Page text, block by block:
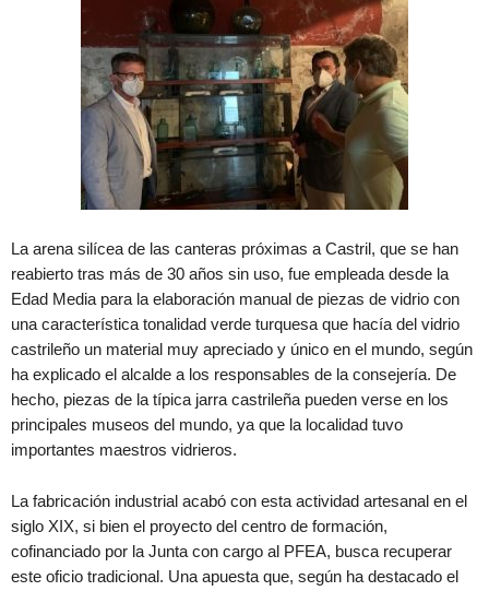
La arena silícea de las canteras próximas a Castril, que se han
reabierto tras más de 30 años sin uso, fue empleada desde la
Edad Media para la elaboración manual de piezas de vidrio con
una característica tonalidad verde turquesa que hacía del vidrio
castrileño un material muy apreciado y único en el mundo, según
ha explicado el alcalde a los responsables de la consejería. De
hecho, piezas de la típica jarra castrileña pueden verse en los
principales museos del mundo, ya que la localidad tuvo
importantes maestros vidrieros.
La fabricación industrial acabó con esta actividad artesanal en el
siglo XIX, si bien el proyecto del centro de formación,
cofinanciado por la Junta con cargo al PFEA, busca recuperar
este oficio tradicional. Una apuesta que, según ha destacado el